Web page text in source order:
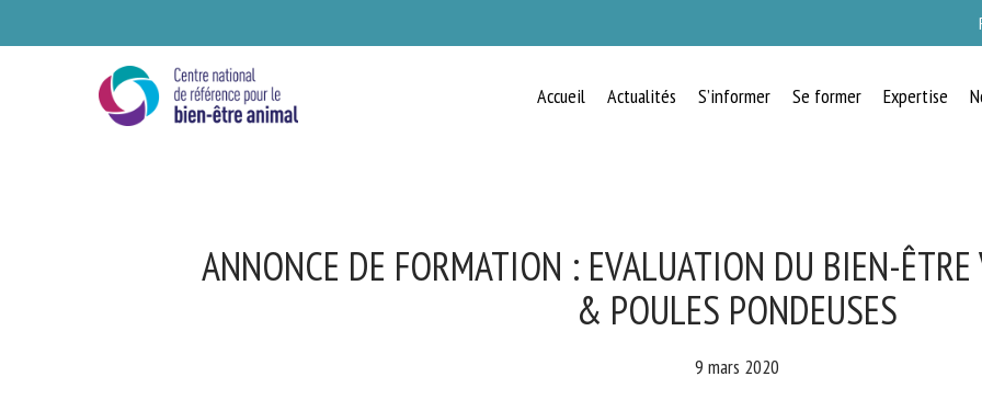
Accueil Actualités S’informer Se former Expertise
ANNONCE DE FORMATION : EVALUATION DU BIEN-ÊTRE
& POULES PONDEUSES
9 mars 2020
BIEN-ÊTRE ANIMAL